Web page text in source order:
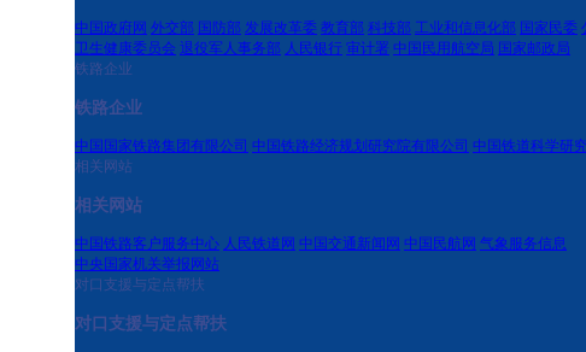
中国政府网 外交部 国防部 发展改革委 教育部 科技部 工业和信息化部 国家民委
卫生健康委员会 退役军人事务部 人民银行 审计署 中国民用航空局 国家邮政局
铁路企业
铁路企业
中国国家铁路集团有限公司 中国铁路经济规划研究院有限公司 中国铁道科学研
相关网站
相关网站
中国铁路客户服务中心 人民铁道网 中国交通新闻网 中国民航网 气象服务信息
中央国家机关举报网站
对口支援与定点帮扶
对口支援与定点帮扶